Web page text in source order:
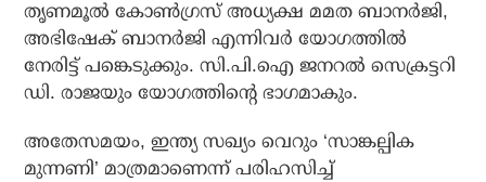
തൃണമൂല്‍ കോണ്‍ഗ്രസ് അധ്യക്ഷ മമത ബാനര്‍ജി,
അഭിഷേക് ബാനര്‍ജി എന്നിവര്‍ യോഗത്തില്‍
നേരിട്ട് പങ്കെടുക്കും. സി.പി.ഐ ജനറല്‍ സെക്രട്ടറി
ഡി. രാജയും യോഗത്തിന്റെ ഭാഗമാകും.
അതേസമയം, ഇന്ത്യ സഖ്യം വെറും ‘സാങ്കല്പിക
മുന്നണി’ മാത്രമാണെന്ന് പരിഹസിച്ച്